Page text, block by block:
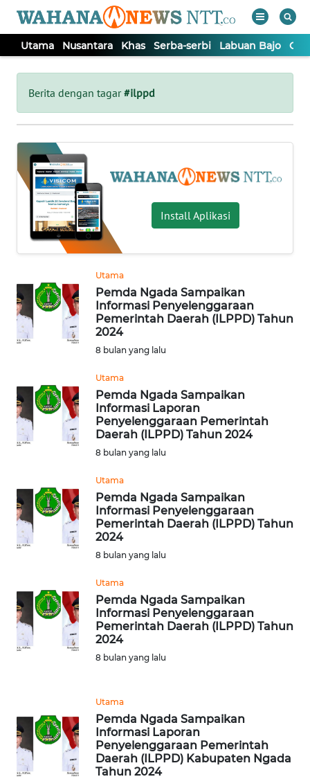
Utama Nusantara Khas Serba-serbi Labuan Bajo
Berita dengan tagar#ilppd
Install Aplikasi
Utama
Pemda Ngada Sampaikan
Informasi Penyelenggaraan
Pemerintah Daerah (ILPPD) Tahun
2024
8 bulan yang lalu
Utama
Pemda Ngada Sampaikan
Informasi Laporan
Penyelenggaraan Pemerintah
Daerah (ILPPD) Tahun 2024
8 bulan yang lalu
Utama
Pemda Ngada Sampaikan
Informasi Penyelenggaraan
Pemerintah Daerah (ILPPD) Tahun
2024
8 bulan yang lalu
Utama
Pemda Ngada Sampaikan
Informasi Penyelenggaraan
Pemerintah Daerah (ILPPD) Tahun
2024
8 bulan yang lalu
Utama
Pemda Ngada Sampaikan
Informasi Laporan
Penyelenggaraan Pemerintah
Daerah (ILPPD) Kabupaten Ngada
Tahun 2024
Tutup
UTAMA
NUSANTARA
KHAS
SERBA-
SERBI
LABUAN
BAJO
Informasi
INDEKS
BERITA
INFO
IKLAN
PEDOMAN
MEDIA
SIBER
KARIR
DISCLAIMER